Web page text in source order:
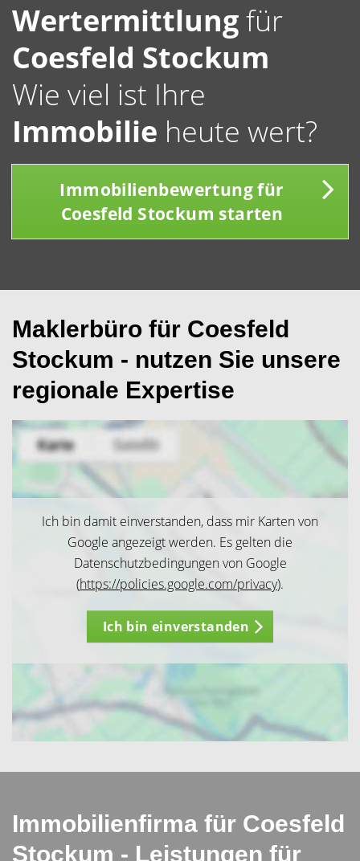
Wertermittlungfür
Coesfeld Stockum
Wie viel ist Ihre
Immobilie heute wert?
Immobilienbewertung für
Coesfeld Stockum starten
Maklerbüro für Coesfeld
Stockum - nutzen Sie unsere
regionale Expertise
Ich bin damit einverstanden, dass mir Karten von
Google angezeigt werden. Es gelten die
Datenschutzbedingungen von Google
(https://policies.google.com/privacy).
Ich bin einverstanden
Immobilienfirma für Coesfeld
Stockum - Leistungen für